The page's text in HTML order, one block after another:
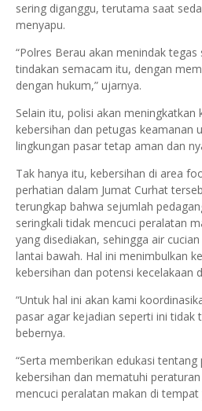
sering diganggu, terutama saat
menyapu.
“Polres Berau akan menindak
tindakan semacam itu, dengan
dengan hukum,” ujarnya.
Selain itu, polisi akan
kebersihan dan petugas keamanan
lingkungan pasar tetap aman dan
Tak hanya itu, kebersihan di area
perhatian dalam Jumat Curhat
terungkap bahwa sejumlah
seringkali tidak mencuci peralatan
yang disediakan, sehingga air
lantai bawah. Hal ini menimbulkan
kebersihan dan potensi kecelakaan
“Untuk hal ini akan kami
pasar agar kejadian seperti ini tidak
bebernya.
“Serta memberikan edukasi
kebersihan dan mematuhi
mencuci peralatan makan di tempat